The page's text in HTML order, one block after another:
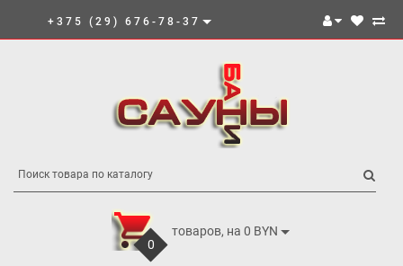
+375 (29) 676-78-37
0
товаров, на 0 BYN